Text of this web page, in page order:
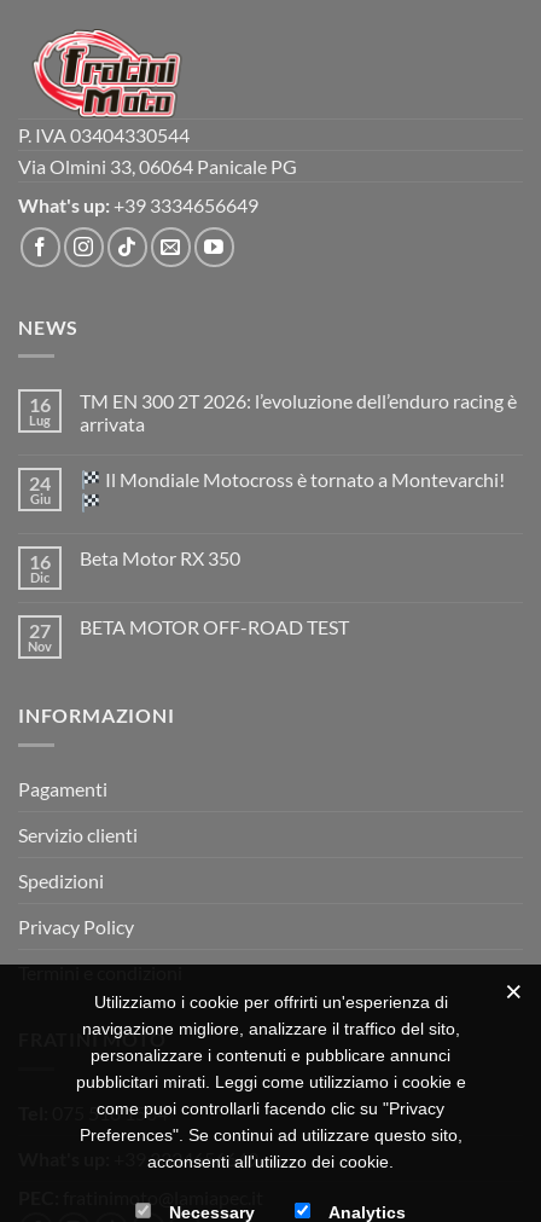
P. IVA 03404330544
Via Olmini 33, 06064 Panicale PG
What's up: +39 3334656649
NEWS
16
Lug
TM EN 300 2T 2026: l’evoluzione dell’enduro racing è
arrivata
su
TM
EN
2026:
è
arrivata
24
Giu
Il Mondiale Motocross è tornato a Montevarchi!
su
Motocross
è
16
Dic
Beta Motor RX 350
Beta
27
Nov
BETA MOTOR OFF-ROAD TEST
MOTOR
INFORMAZIONI
Pagamenti
Servizio clienti
Spedizioni
Privacy Policy
Termini e condizioni
FRATINI MOTO
075 518 1504
+39 3334656649
Utilizziamo i cookie per offrirti un'esperienza di
navigazione migliore, analizzare il traffico del sito,
personalizzare i contenuti e pubblicare annunci
pubblicitari mirati. Leggi come utilizziamo i cookie e
come puoi controllarli facendo clic su "Privacy
Preferences". Se continui ad utilizzare questo sito,
acconsenti all'utilizzo dei cookie.
Necessary Analytics